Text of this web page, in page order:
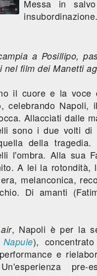
Messa in
a Posillipo,
nel film dei Manetti
il cuore e la
celebrando
Allacciati dalle
sono i due volti
della
l'ombra. Alla sua
A lei la
melanconica,
Di amanti
, Napoli è per la
),
e